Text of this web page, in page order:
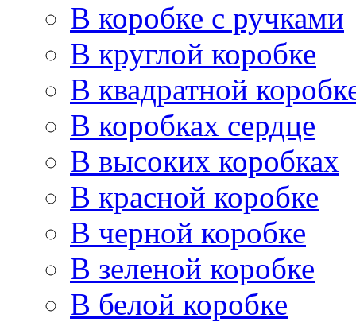
В коробке с ручками
В круглой коробке
В квадратной
В коробках сердце
В высоких коробках
В красной коробке
В черной коробке
В зеленой коробке
В белой коробке